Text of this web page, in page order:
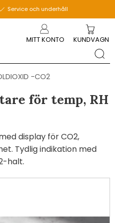
Service och underhåll
MITT KONTO KUNDVAGN
-CO2
för temp, RH
display för CO2,
Tydlig indikation med
halt.